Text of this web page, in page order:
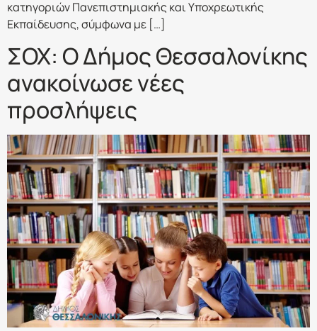
κατηγοριών Πανεπιστημιακής και Υποχρεωτικής
Εκπαίδευσης, σύμφωνα με […]
ΣΟΧ: Ο Δήμος Θεσσαλονίκης
ανακοίνωσε νέες
προσλήψεις